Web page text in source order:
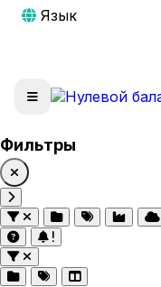
Язык
Фильтры